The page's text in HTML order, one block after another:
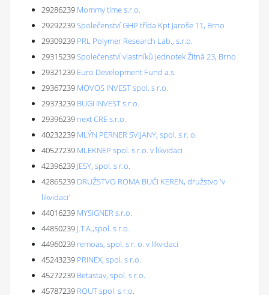
29286239 Mommy time s.r.o.
29292239Společenství GHP třída Kpt.Jaroše 11, Brno
29309239 PRL Polymer Research Lab., s.r.o.
29315239Společenství vlastníků jednotek Žitná 23, Brno
29321239 Euro Development Fund a.s.
29367239 MOVOS INVEST spol. s r.o.
29373239 BUGI INVEST s.r.o.
29396239 next CRE s.r.o.
40232239 MLÝN PERNER SVIJANY, spol. s r. o.
40527239 MLEKNEP spol. s r.o. v likvidaci
42396239 JESY, spol. s r.o.
42865239 DRUŽSTVO ROMA BUČI KEREN, družstvo 'v
likvidaci'
44016239 MYSIGNER s.r.o.
44850239 J.T.A.,spol. s r.o.
44960239 remoas, spol. s r. o. v likvidaci
45243239 PRINEX, spol. s r.o.
45272239 Betastav, spol. s r.o.
45787239 ROUT spol. s r.o.